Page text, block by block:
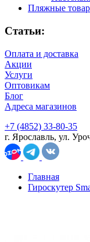
Пляжные
Статьи:
Оплата и доставка
Акции
Услуги
Оптовикам
Блог
Адреса магазинов
+7 (4852) 33-80-35
г. Ярославль, ул.
Главная
Гироскутер